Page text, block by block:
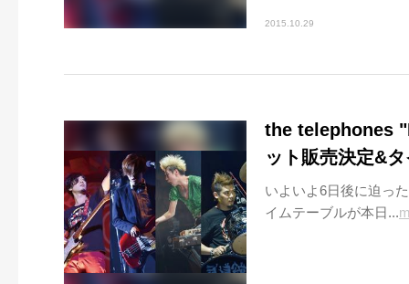
2015.10.29
the telephones
ット販売決定&
いよいよ6日後に迫っ
イムテーブルが本日...